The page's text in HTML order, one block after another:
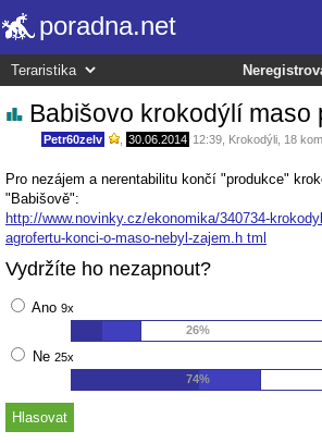
poradna.net
Babišovo krokodýlí maso
Petr60zelv 30.06.2014 12:39 Krokodýli , 18
Pro nezájem a nerentabilitu končí "produkce"
"Babišově":
http://www.novinky.cz/ekonomika/340734-
agrofertu-konci-o-maso-nebyl-zajem.h tml
Vydržíte ho nezapnout?
Ano 9x
26%
Ne 25x
74%